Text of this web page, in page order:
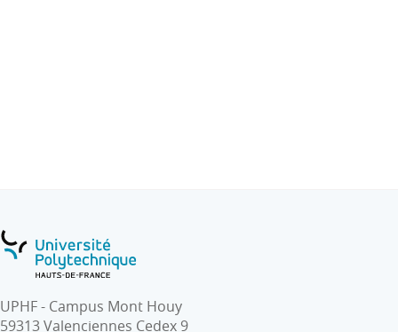
UPHF - Campus Mont Houy
59313 Valenciennes Cedex 9